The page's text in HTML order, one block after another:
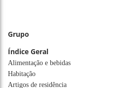
Grupo
Índice Geral
Alimentação e bebidas
Habitação
Artigos de residência